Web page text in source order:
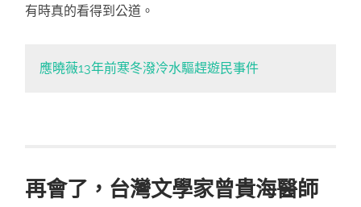
有時真的看得到公道。
應曉薇13年前寒冬潑冷水驅趕遊民事件
再會了，台灣文學家曾貴海醫師